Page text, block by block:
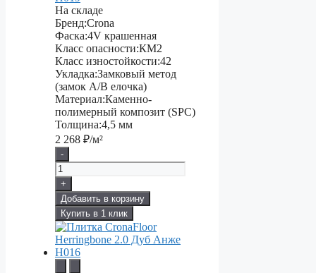
На складе
Бренд:Crona
Фаска:4V крашенная
Класс опасности:КМ2
Класс изностойкости:42
Укладка:Замковый метод
(замок А/В елочка)
Материал:Каменно-
полимерный композит (SPC)
Толщина:4,5 мм
2 268 ₽/м²
-
+
Добавить в корзину
Купить в 1 клик